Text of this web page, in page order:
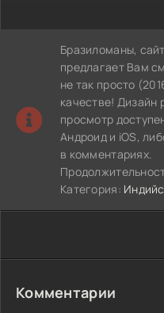
Бразиломаны,
предлагает Вам
не так просто
качестве! Дизайн
просмотр
Андроид и iOS,
в комментариях.
Категория:
Комментарии